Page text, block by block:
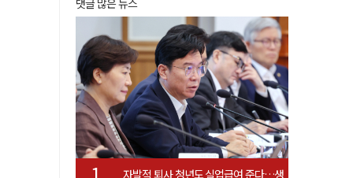
댓글 많은 뉴스
자발적 퇴사 청년도 실업급여 준다…생